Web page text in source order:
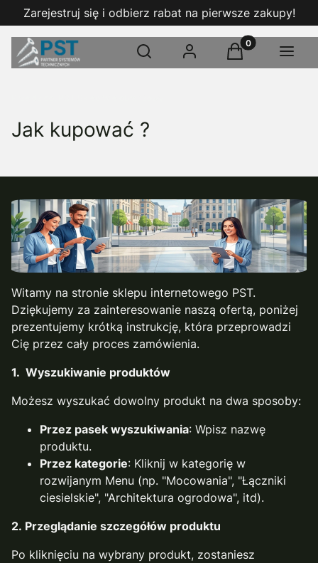
Zarejestruj się i odbierz rabat na pierwsze zakupy!
Otwórz wyszukiwarkę
Szukaj Zaloguj sięProdukty w
Koszyk Menu
Jak kupować ?
Witamy na stronie sklepu internetowego PST.
Dziękujemy za zainteresowanie naszą ofertą, poniżej
prezentujemy krótką instrukcję, która przeprowadzi
Cię przez cały proces zamówienia.
1. Wyszukiwanie produktów
Możesz wyszukać dowolny produkt na dwa sposoby:
Przez pasek wyszukiwania: Wpisz nazwę
produktu.
Przez kategorie: Kliknij w kategorię w
rozwijanym Menu (np. "Mocowania", "Łączniki
ciesielskie", "Architektura ogrodowa", itd).
2. Przeglądanie szczegółów produktu
Po kliknięciu na wybrany produkt, zostaniesz